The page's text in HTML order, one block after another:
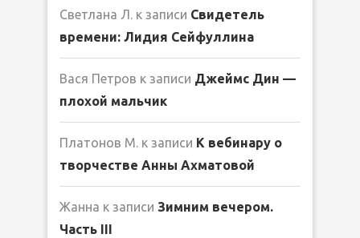
Светлана Л. к записи Свидетель
времени: Лидия Сейфуллина
Вася Петров к записи Джеймс Дин —
плохой мальчик
Платонов М. к записи К вебинару о
творчестве Анны Ахматовой
Жанна к записи Зимним вечером.
Часть III